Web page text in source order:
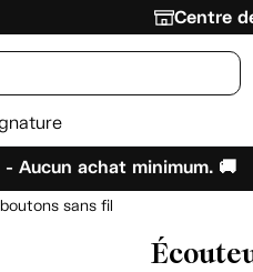
Centre
Aucun achat minimum. 🚚
sans fil